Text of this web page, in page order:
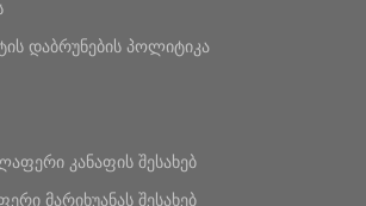
დაბრუნების პოლიტიკა
კანაფის შესახებ
მარიხუანას შესახებ